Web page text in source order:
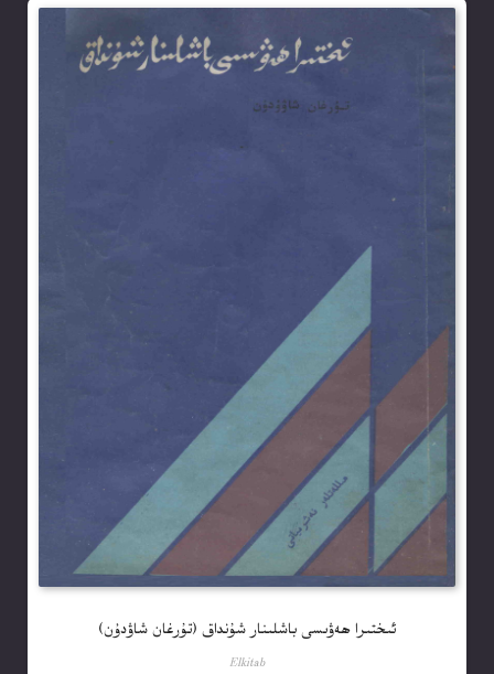
ئىختىرا ھەۋىسى باشلىنار شۇنداق (تۇرغان شاۋدۇن)
Elkitab